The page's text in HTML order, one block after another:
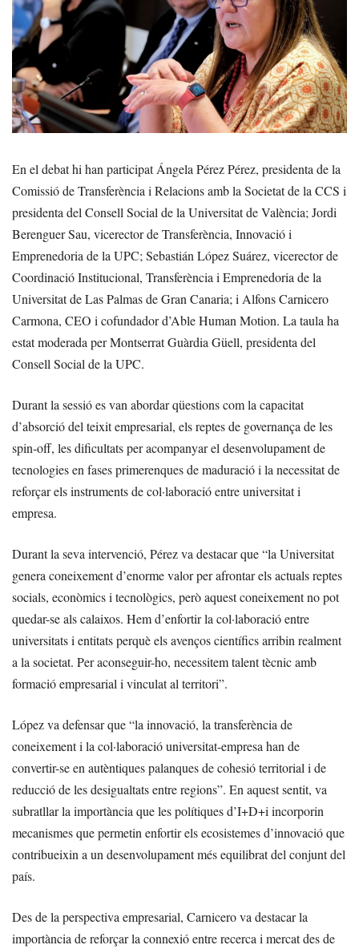
En el debat hi han participat Ángela Pérez Pérez, presidenta de la
Comissió de Transferència i Relacions amb la Societat de la CCS i
presidenta del Consell Social de la Universitat de València; Jordi
Berenguer Sau, vicerector de Transferència, Innovació i
Emprenedoria de la UPC; Sebastián López Suárez, vicerector de
Coordinació Institucional, Transferència i Emprenedoria de la
Universitat de Las Palmas de Gran Canaria; i Alfons Carnicero
Carmona, CEO i cofundador d’Able Human Motion. La taula ha
estat moderada per Montserrat Guàrdia Güell, presidenta del
Consell Social de la UPC.
Durant la sessió es van abordar qüestions com la capacitat
d’absorció del teixit empresarial, els reptes de governança de les
spin-off, les dificultats per acompanyar el desenvolupament de
tecnologies en fases primerenques de maduració i la necessitat de
reforçar els instruments de col·laboració entre universitat i
empresa.
Durant la seva intervenció, Pérez va destacar que “la Universitat
genera coneixement d’enorme valor per afrontar els actuals reptes
socials, econòmics i tecnològics, però aquest coneixement no pot
quedar-se als calaixos. Hem d’enfortir la col·laboració entre
universitats i entitats perquè els avenços científics arribin realment
a la societat. Per aconseguir-ho, necessitem talent tècnic amb
formació empresarial i vinculat al territori”.
López va defensar que “la innovació, la transferència de
coneixement i la col·laboració universitat-empresa han de
convertir-se en autèntiques palanques de cohesió territorial i de
reducció de les desigualtats entre regions”. En aquest sentit, va
subratllar la importància que les polítiques d’I+D+i incorporin
mecanismes que permetin enfortir els ecosistemes d’innovació que
contribueixin a un desenvolupament més equilibrat del conjunt del
país.
Des de la perspectiva empresarial, Carnicero va destacar la
importància de reforçar la connexió entre recerca i mercat des de